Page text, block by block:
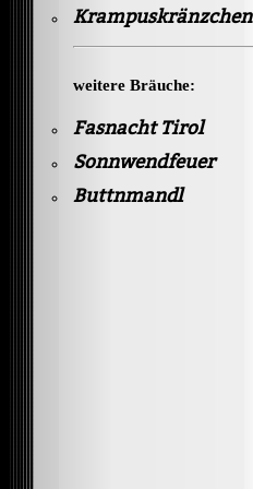
Krampuskränzchen
weitere Bräuche:
Fasnacht Tirol
Sonnwendfeuer
Buttnmandl